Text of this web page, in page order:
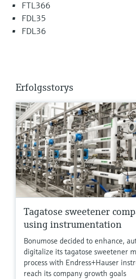
FTL366
FDL35
FDL36
Erfolgsstorys
Tagatose sweetener
using instrumentation
Bonumose decided to enhance,
digitalize its tagatose sweetener
process with Endress+Hauser
reach its company growth goals